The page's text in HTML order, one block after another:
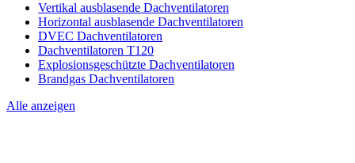
Vertikal ausblasende Dachventilatoren
Horizontal ausblasende Dachventilatoren
DVEC Dachventilatoren
Dachventilatoren T120
Explosionsgeschützte Dachventilatoren
Brandgas Dachventilatoren
Alle anzeigen